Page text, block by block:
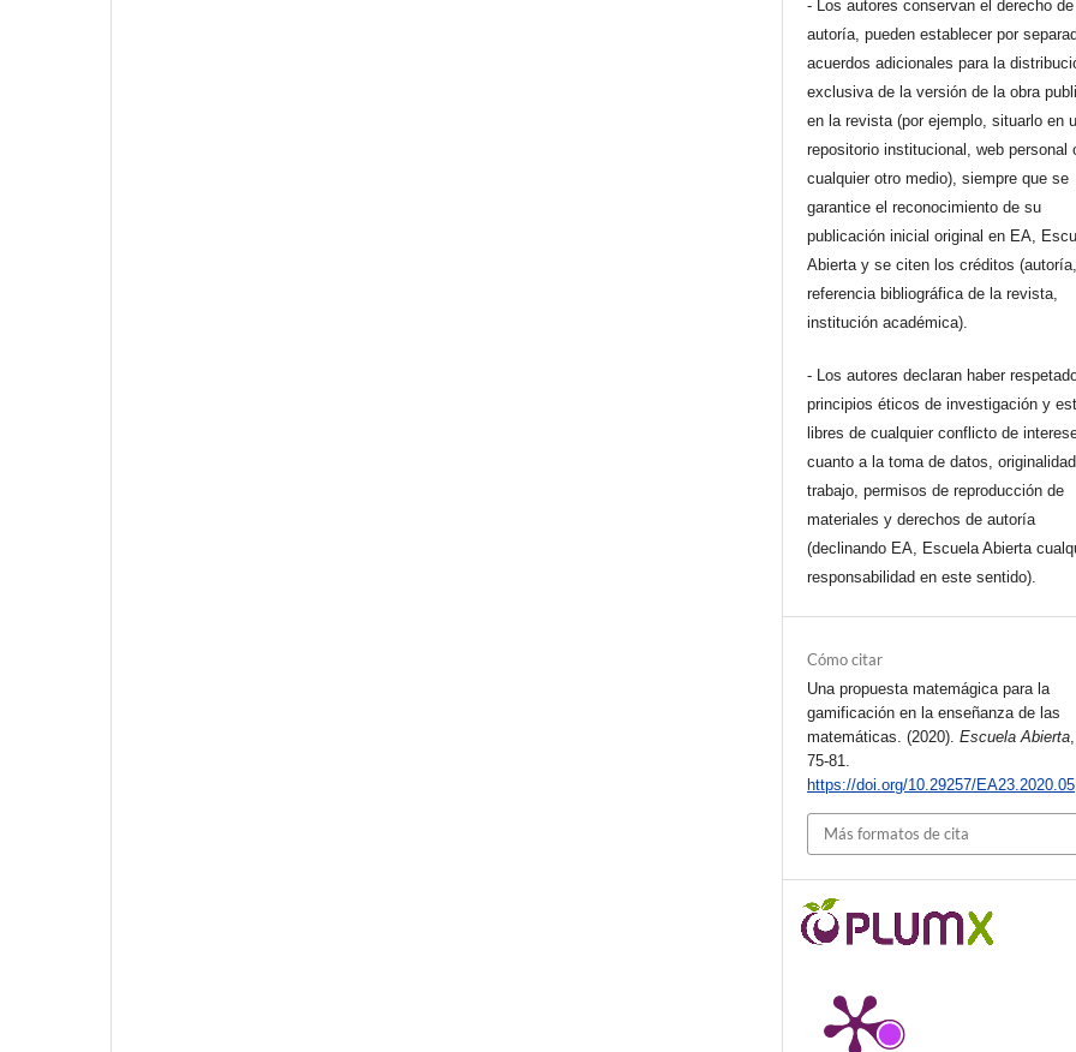
- Los autores conservan el derecho de
autoría, pueden establecer por
acuerdos adicionales para la
exclusiva de la versión de la obra
en la revista (por ejemplo, situarlo en
repositorio institucional, web personal
cualquier otro medio), siempre que se
garantice el reconocimiento de su
publicación inicial original en EA,
Abierta y se citen los créditos (autoría,
referencia bibliográfica de la revista,
institución académica).
- Los autores declaran haber
principios éticos de investigación y
libres de cualquier conflicto de
cuanto a la toma de datos, originalidad
trabajo, permisos de reproducción de
materiales y derechos de autoría
(declinando EA, Escuela Abierta
responsabilidad en este sentido).
Cómo citar
Una propuesta matemágica para la
gamificación en la enseñanza de las
matemáticas. (2020).Escuela Abierta
75-81.
https://doi.org/10.29257/EA23.2020.05
Más formatos de cita